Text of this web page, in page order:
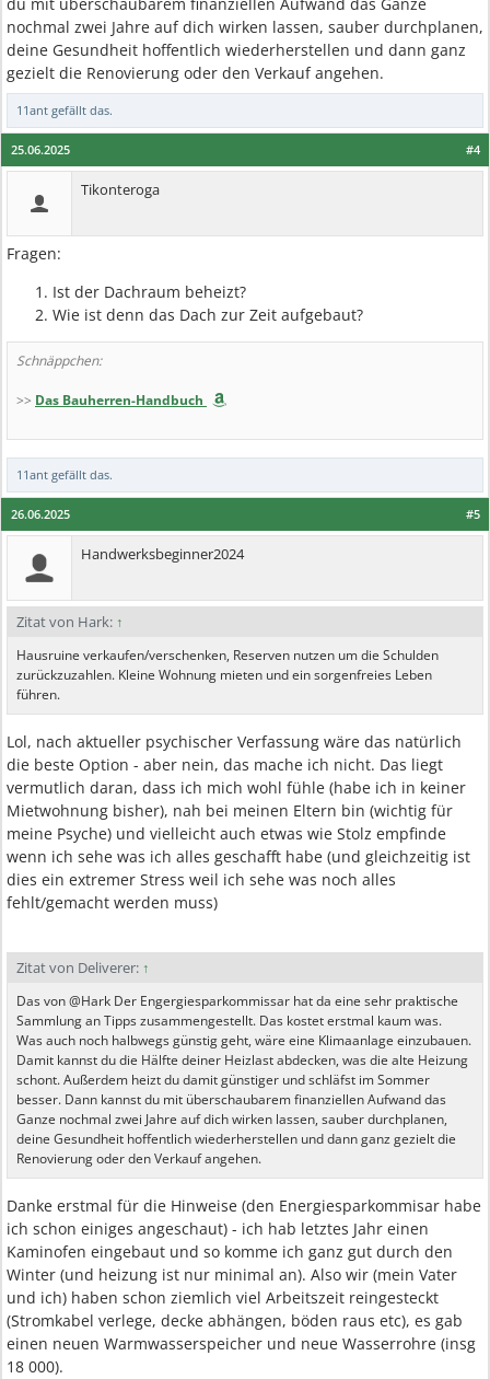
nochmal zwei Jahre auf dich wirken lassen, sauber durchplanen,
deine Gesundheit hoffentlich wiederherstellen und dann ganz
gezielt die Renovierung oder den Verkauf angehen.
11ant gefällt das.
#4
25.06.2025
Tikonteroga
Fragen:
Ist der Dachraum beheizt?
Wie ist denn das Dach zur Zeit aufgebaut?
Schnäppchen:
>> Das Bauherren-Handbuch
11ant gefällt das.
#5
26.06.2025
Handwerksbeginner2024
Zitat von Hark: ↑
Hausruine verkaufen/verschenken, Reserven nutzen um die Schulden
zurückzuzahlen. Kleine Wohnung mieten und ein sorgenfreies Leben
führen.
Lol, nach aktueller psychischer Verfassung wäre das natürlich
die beste Option - aber nein, das mache ich nicht. Das liegt
vermutlich daran, dass ich mich wohl fühle (habe ich in keiner
Mietwohnung bisher), nah bei meinen Eltern bin (wichtig für
meine Psyche) und vielleicht auch etwas wie Stolz empfinde
wenn ich sehe was ich alles geschafft habe (und gleichzeitig ist
dies ein extremer Stress weil ich sehe was noch alles
fehlt/gemacht werden muss)
Zitat von Deliverer: ↑
Das von @Hark Der Engergiesparkommissar hat da eine sehr praktische
Sammlung an Tipps zusammengestellt. Das kostet erstmal kaum was.
Was auch noch halbwegs günstig geht, wäre eine Klimaanlage einzubauen.
Damit kannst du die Hälfte deiner Heizlast abdecken, was die alte Heizung
schont. Außerdem heizt du damit günstiger und schläfst im Sommer
besser. Dann kannst du mit überschaubarem finanziellen Aufwand das
Ganze nochmal zwei Jahre auf dich wirken lassen, sauber durchplanen,
deine Gesundheit hoffentlich wiederherstellen und dann ganz gezielt die
Renovierung oder den Verkauf angehen.
Danke erstmal für die Hinweise (den Energiesparkommisar habe
ich schon einiges angeschaut) - ich hab letztes Jahr einen
Kaminofen eingebaut und so komme ich ganz gut durch den
Winter (und heizung ist nur minimal an). Also wir (mein Vater
und ich) haben schon ziemlich viel Arbeitszeit reingesteckt
(Stromkabel verlege, decke abhängen, böden raus etc), es gab
einen neuen Warmwasserspeicher und neue Wasserrohre (insg
18 000).